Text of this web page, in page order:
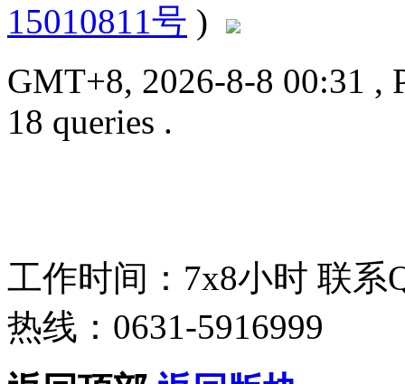
15010811号 )
GMT+8, 2026-8-8 00:31 ,
18 queries .
工作时间：7x8小时 联系
热线：0631-5916999